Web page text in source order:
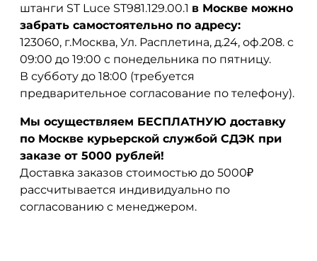
штанги ST Luce ST981.129.00.1 в Москве можно
забрать самостоятельно по адресу:
123060, г.Москва, Ул. Расплетина, д.24, оф.208. с
09:00 до 19:00 с понедельника по пятницу.
В субботу до 18:00 (требуется
предварительное согласование по телефону).
Мы осуществляем БЕСПЛАТНУЮ доставку
по Москве курьерской службой СДЭК при
заказе от 5000 рублей!
Доставка заказов стоимостью до 5000₽
рассчитывается индивидуально по
согласованию с менеджером.